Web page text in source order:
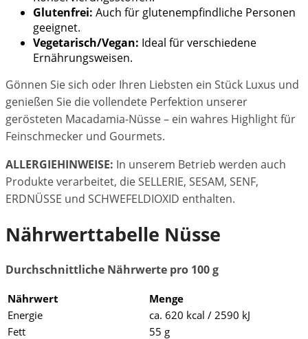
Glutenfrei: Auch für glutenempfindliche Personen
geeignet.
Vegetarisch/Vegan: Ideal für verschiedene
Ernährungsweisen.
Gönnen Sie sich oder Ihren Liebsten ein Stück Luxus und
genießen Sie die vollendete Perfektion unserer
gerösteten Macadamia-Nüsse – ein wahres Highlight für
Feinschmecker und Gourmets.
ALLERGIEHINWEISE: In unserem Betrieb werden auch
Produkte verarbeitet, die SELLERIE, SESAM, SENF,
ERDNÜSSE und SCHWEFELDIOXID enthalten.
Nährwerttabelle Nüsse
Durchschnittliche Nährwerte pro 100 g
Nährwert
Menge
Energie
ca. 620 kcal / 2590 kJ
Fett
55 g